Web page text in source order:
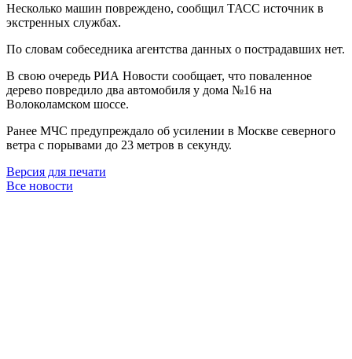
Несколько машин повреждено, сообщил ТАСС источник в
экстренных службах.
По словам собеседника агентства данных о пострадавших нет.
В свою очередь РИА Новости сообщает, что поваленное
дерево повредило два автомобиля у дома №16 на
Волоколамском шоссе.
Ранее МЧС предупреждало об усилении в Москве северного
ветра с порывами до 23 метров в секунду.
Версия для печати
Все новости